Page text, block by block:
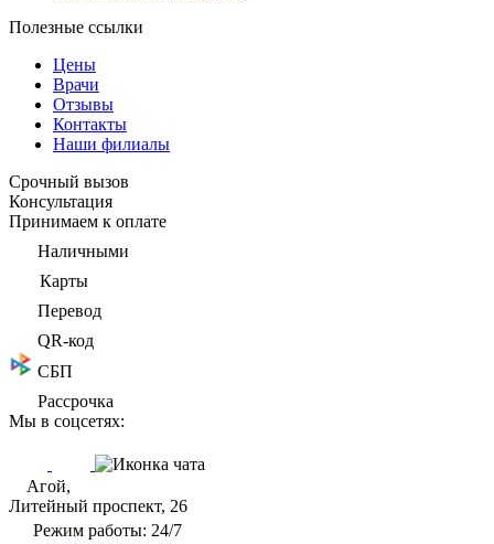
Полезные ссылки
Цены
Врачи
Отзывы
Контакты
Наши филиалы
Срочный вызов
Консультация
Принимаем к оплате
Наличными
Карты
Перевод
QR-код
СБП
Рассрочка
Мы в соцсетях:
Агой,
Литейный проспект, 26
Режим работы: 24/7